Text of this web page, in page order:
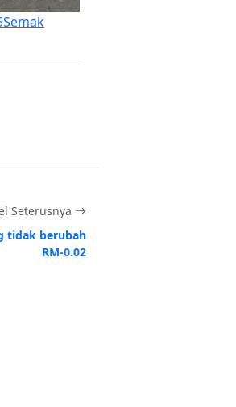
Semak
Seterusnya
tidak berubah
RM-0.02